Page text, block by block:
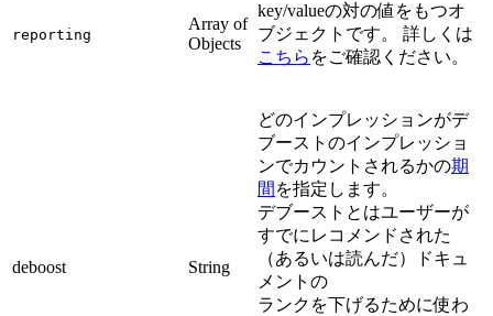
reporting
Array of
Objects
key/valueの対の値をもつオ
ブジェクトです。 詳しくは
こちら をご確認ください。
deboost String
どのインプレッションがデ
ブーストのインプレッショ
ンでカウントされるかの期
間 を指定します。
デブーストとはユーザーが
すでにレコメンドされた
（あるいは読んだ）ドキュ
メントの
ランクを下げるために使わ